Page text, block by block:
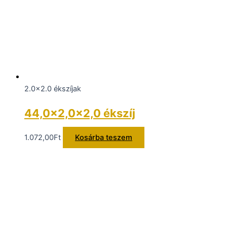
2.0x2.0 ékszíjak
44,0×2,0×2,0 ékszíj
1.072,00Ft Kosárba teszem